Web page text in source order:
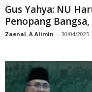
Gus Yahya: NU
Penopang
Zaenal. A Alimin - 30/04/2025